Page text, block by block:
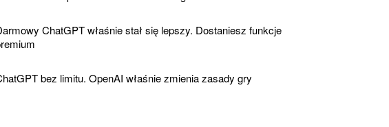
ChatGPT właśnie stał się lepszy. Dostaniesz funkcje
bez limitu. OpenAI właśnie zmienia zasady gry